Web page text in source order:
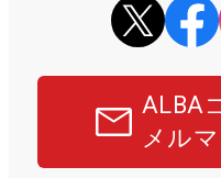
ALBA
メル